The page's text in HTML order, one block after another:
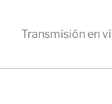
Transmisión en